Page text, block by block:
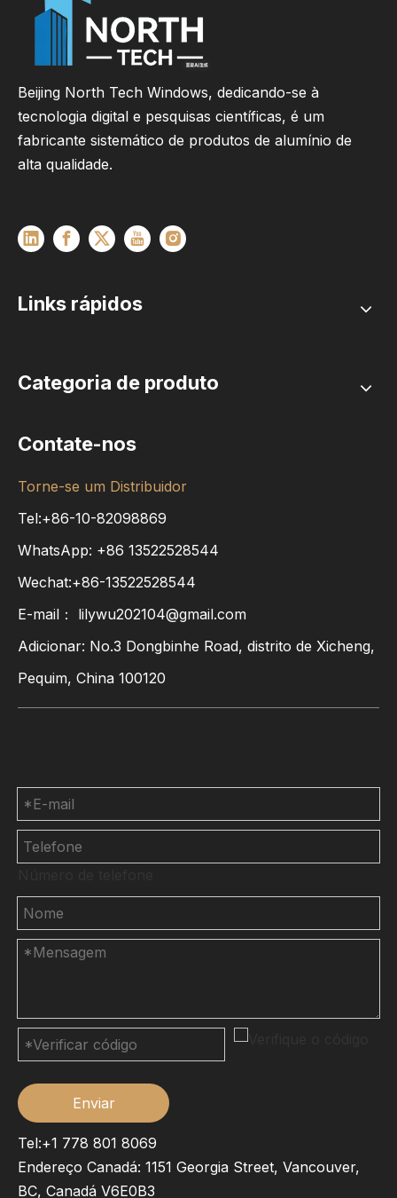
Beijing North Tech Windows, dedicando-se à
tecnologia digital e pesquisas científicas, é um
fabricante sistemático de produtos de alumínio de
alta qualidade.
Links rápidos
Categoria de produto
Contate-nos
Torne-se um Distribuidor
Tel:+86-10-82098869
WhatsApp: +86 13522528544
Wechat:+86-13522528544
E-mail： lilywu202104@gmail.com
Adicionar: No.3 Dongbinhe Road, distrito de Xicheng,
Pequim, China 100120
Enviar
Tel:+1 778 801 8069
Endereço Canadá: 1151 Georgia Street, Vancouver,
BC, Canadá V6E0B3